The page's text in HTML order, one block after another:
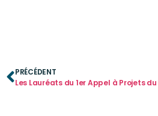
PRÉCÉDENT
Les Lauréats du 1er Appel à Projets